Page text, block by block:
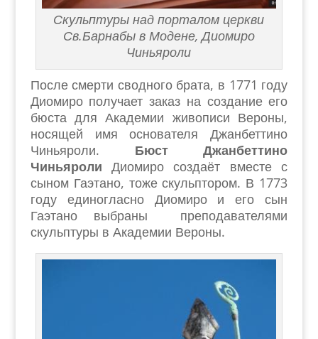
Скульптуры над порталом церкви
Св.Барнабы в Модене, Диомиро
Чиньяроли
После смерти сводного брата, в 1771 году
Диомиро получает заказ на создание его
бюста для Академии живописи Вероны,
носящей имя основателя Джанбеттино
Чиньяроли. Бюст Джанбеттино
Чиньяроли Диомиро создаёт вместе с
сыном Гаэтано, тоже скульптором. В 1773
году единогласно Диомиро и его сын
Гаэтано выбраны преподавателями
скульптуры в Академии Вероны.